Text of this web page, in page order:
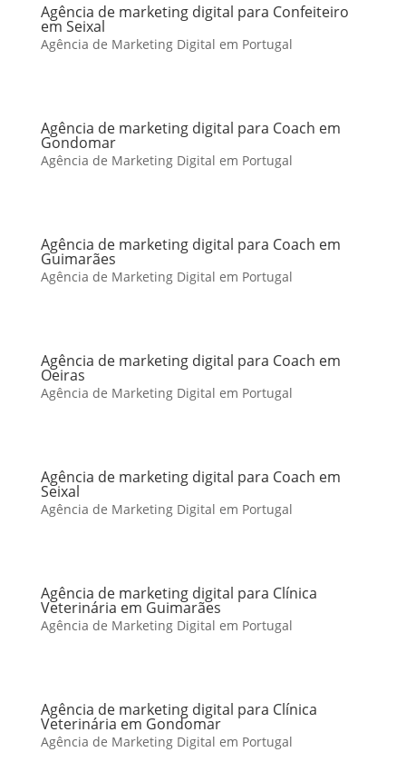
Agência de marketing digital para Confeiteiro
em Seixal
Agência de Marketing Digital em Portugal
Agência de marketing digital para Coach em
Gondomar
Agência de Marketing Digital em Portugal
Agência de marketing digital para Coach em
Guimarães
Agência de Marketing Digital em Portugal
Agência de marketing digital para Coach em
Oeiras
Agência de Marketing Digital em Portugal
Agência de marketing digital para Coach em
Seixal
Agência de Marketing Digital em Portugal
Agência de marketing digital para Clínica
Veterinária em Guimarães
Agência de Marketing Digital em Portugal
Agência de marketing digital para Clínica
Veterinária em Gondomar
Agência de Marketing Digital em Portugal